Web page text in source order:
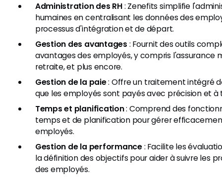
Administration des RH: Zenefits simplifie
humaines en centralisant les données des
processus d'intégration et de départ.
Gestion des avantages : Fournit des outils
avantages des employés, y compris l'assurance
retraite, et plus encore.
Gestion de la paie: Offre un traitement intégré
que les employés sont payés avec précision et à
Temps et planification: Comprend des
temps et de planification pour gérer
employés.
Gestion de la performance: Facilite les
la définition des objectifs pour aider à suivre les
des employés.